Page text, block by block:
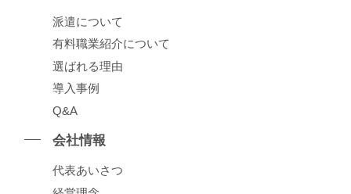
派遣について
有料職業紹介について
選ばれる理由
導⼊事例
Q&A
会社情報
代表あいさつ